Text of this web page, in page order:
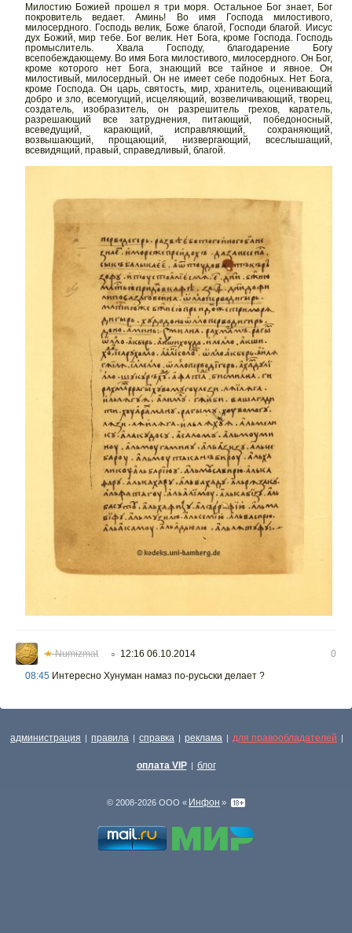
Милостию Божией прошел я три моря. Остальное Бог знает, Бог
покровитель ведает. Аминь! Во имя Господа милостивого,
милосердного. Господь велик, Боже благой, Господи благой. Иисус
дух Божий, мир тебе. Бог велик. Нет Бога, кроме Господа. Господь
промыслитель. Хвала Господу, благодарение Богу
всепобеждающему. Во имя Бога милостивого, милосердного. Он Бог,
кроме которого нет Бога, знающий все тайное и явное. Он
милостивый, милосердный. Он не имеет себе подобных. Нет Бога,
кроме Господа. Он царь, святость, мир, хранитель, оценивающий
добро и зло, всемогущий, исцеляющий, возвеличивающий, творец,
создатель, изобразитель, он разрешитель грехов, каратель,
разрешающий все затруднения, питающий, победоносный,
всеведущий, карающий, исправляющий, сохраняющий,
возвышающий, прощающий, низвергающий, всеслышащий,
всевидящий, правый, справедливый, благой.
★Numizmat ○ 12:16 06.10.2014
0
08:45 Интересно Хунуман намаз по-русьски делает ?
администрация | правила | справка | реклама | для правообладателей |
оплата VIP | блог
© 2008-2026 ООО « Инфон »